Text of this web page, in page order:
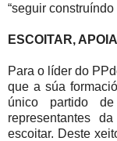
“seguir
ESCOITAR,
Para o líder do
que a súa
único partido
representantes
escoitar. Deste